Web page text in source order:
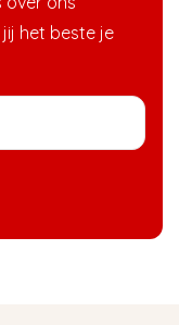
het beste je